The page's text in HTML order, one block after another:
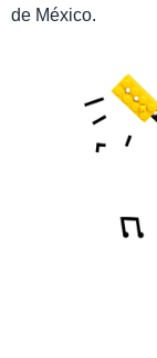
de México.